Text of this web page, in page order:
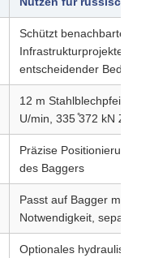
Schützt benachbarte
Infrastrukturprojekte und
entscheidender Bedeutung
12 m Stahlblechpfeiler in 3
U/min, 335 ̊372 kN
Präzise Positionierung in
des Baggers
Passt auf Bagger mit einer
Notwendigkeit, separate
Optionales hydraulisches